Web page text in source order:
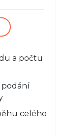
a počtu
podání
celého